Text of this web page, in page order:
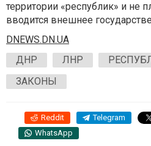
территории «республик» и не
вводится внешнее
DNEWS.DN.UA
ДНР
ЛНР
ЗАКОНЫ
Reddit Telegram
WhatsApp